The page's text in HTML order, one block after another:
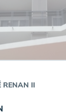
RENAN II